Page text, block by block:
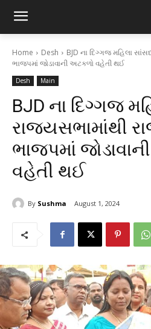
Home Desh
BJD ના દિગ્ગજ મહિલા
ભાજપમાં જોડાવાની અટકળો વહેતી થઈ
Desh Main
BJD ના દિગ્ગજ
રાજ્યસભામાંથી
ભાજપમાં
વહેતી થઈ
By Sushma August 1, 2024